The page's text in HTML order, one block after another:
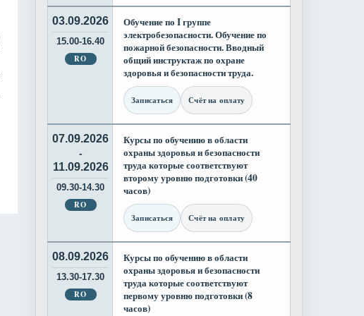
03.09.2026
15.00-16.40
RO
Обучение по I группе
электробезопасности. Обучение по
пожарной безопасности. Вводный
общий инструктаж по охране
здоровья и безопасности труда.
Записаться Счёт на оплату
07.09.2026
-
11.09.2026
09.30-14.30
RO
Курсы по обучению в области
охраны здоровья и безопасности
труда которые соответствуют
второму уровню подготовки (40
часов)
Записаться Счёт на оплату
08.09.2026
13.30-17.30
RO
Курсы по обучению в области
охраны здоровья и безопасности
труда которые соответствуют
первому уровню подготовки (8
часов)